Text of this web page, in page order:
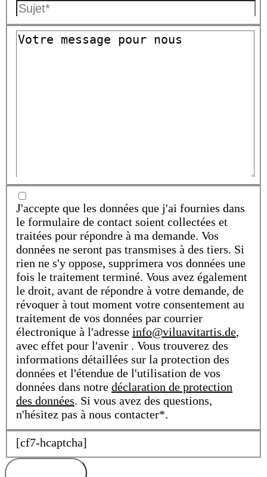
J'accepte que les données que j'ai fournies dans
le formulaire de contact soient collectées et
traitées pour répondre à ma demande. Vos
données ne seront pas transmises à des tiers. Si
rien ne s'y oppose, supprimera vos données une
fois le traitement terminé. Vous avez également
le droit, avant de répondre à votre demande, de
révoquer à tout moment votre consentement au
traitement de vos données par courrier
électronique à l'adresse info@viluavitartis.de,
avec effet pour l'avenir . Vous trouverez des
informations détaillées sur la protection des
données et l'étendue de l'utilisation de vos
données dans notre déclaration de protection
des données. Si vous avez des questions,
n'hésitez pas à nous contacter*.
[cf7-hcaptcha]